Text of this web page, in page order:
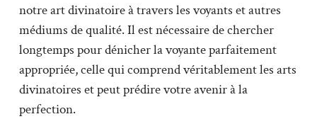
notre art divinatoire à travers les voyants et autres
médiums de qualité. Il est nécessaire de chercher
longtemps pour dénicher la voyante parfaitement
appropriée, celle qui comprend véritablement les arts
divinatoires et peut prédire votre avenir à la
perfection.